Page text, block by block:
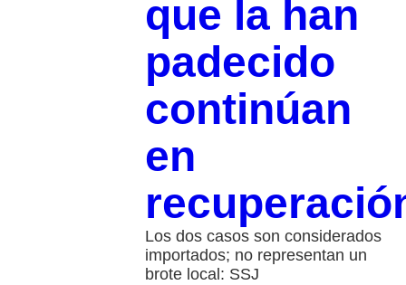
que la han
padecido
continúan
en
Los dos casos son considerados
importados; no representan un
brote local: SSJ